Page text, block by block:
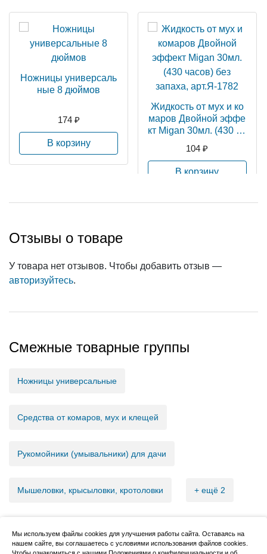
Ножницы универсаль
ные 8 дюймов
174 ₽
В корзину
Жидкость от мух и ко
маров Двойной эффе
кт Migan 30мл. (430 ча
-1782
104 ₽
В корзину
Отзывы о товаре
У товара нет отзывов. Чтобы добавить отзыв —
авторизуйтесь.
Смежные товарные группы
Ножницы универсальные
Средства от комаров, мух и клещей
Рукомойники (умывальники) для дачи
Мышеловки, крысыловки, кротоловки + ещё 2
2007–2026, НовМетиз
Мы используем файлы cookies для улучшения работы сайта. Оставаясь на
нашем сайте, вы соглашаетесь с условиями использования файлов cookies.